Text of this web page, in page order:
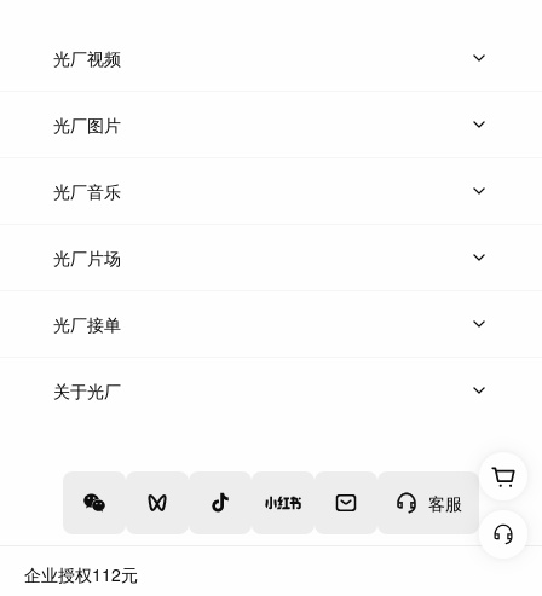
企业授权112元
客服
光厂视频
上传视频
光厂图片
上传图片
光厂音乐
热门音乐
光厂片场
上传案例
光厂接单
上架服务
关于光厂